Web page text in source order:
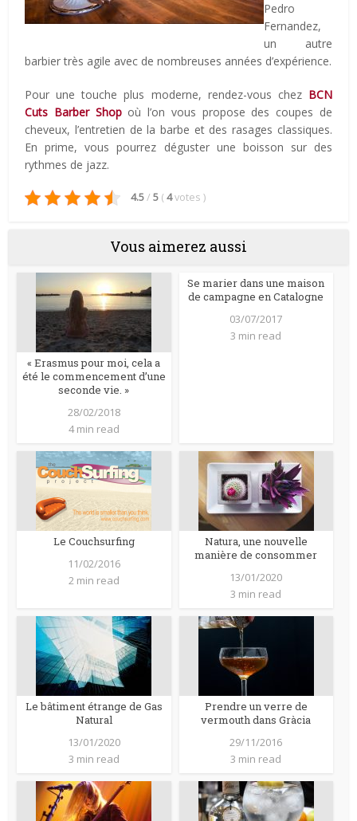
Pedro
Fernandez,
un autre
barbier très agile avec de nombreuses années d’expérience.
Pour une touche plus moderne, rendez-vous chez BCN
Cuts Barber Shopoù l’on vous propose des coupes de
cheveux, l’entretien de la barbe et des rasages classiques.
En prime, vous pourrez déguster une boisson sur des
rythmes de jazz.
4.5/ 5 (4votes )
Vous aimerez aussi
« Erasmus pour moi, cela a
été le commencement d’une
seconde vie. »
28/02/2018
4 min read
Se marier dans une maison
de campagne en Catalogne
03/07/2017
3 min read
Le Couchsurfing
11/02/2016
2 min read
Natura, une nouvelle
manière de consommer
13/01/2020
3 min read
Le bâtiment étrange de Gas
Natural
13/01/2020
3 min read
Prendre un verre de
vermouth dans Gràcia
29/11/2016
3 min read